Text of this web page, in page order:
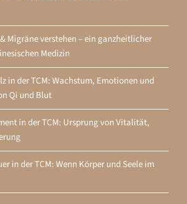
Migräne verstehen – ein ganzheitlicher
Medizin
in der TCM: Wachstum, Emotionen und
Qi und Blut
in der TCM: Ursprung von Vitalität,
in der TCM: Wenn Körper und Seele im